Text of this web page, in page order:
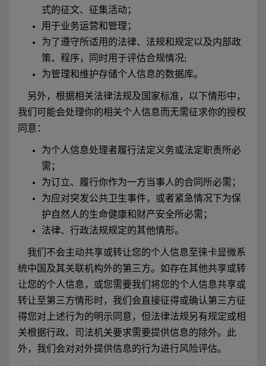
式的征文、征集活动；
用于业务运营和管理；
为了遵守所适用的法律、法规和规定以及内部政
策、程序，同时用于评估合规情况;
为管理和维护存储个人信息的数据库。
另外，根据相关法律法规及国家标准，以下情形中，
我们可能会处理你的相关个人信息而无需征求你的授权
同意：
为个人信息处理者履行法定义务或法定职责所必
需；
为订立、履行你作为一方当事人的合同所必需；
为应对突发公共卫生事件，或者紧急情况下为保
护自然人的生命健康和财产安全所必需；
法律、行政法规规定的其他情形。
我们不会主动共享或转让您的个人信息至徕卡显微系
统中国及其关联机构外的第三方。如存在其他共享或转
让您的个人信息，或您需要我们将您的个人信息共享或
转让至第三方情形时，我们会直接征得或确认第三方征
得您对上述行为的明示同意，但法律法规另有规定或相
关根据行政、司法机关要求需要提供信息的除外。此
外，我们会对对外提供信息的行为进行风险评估。